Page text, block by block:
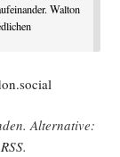
Walton
Alter­na­ti­ve:
RSS.